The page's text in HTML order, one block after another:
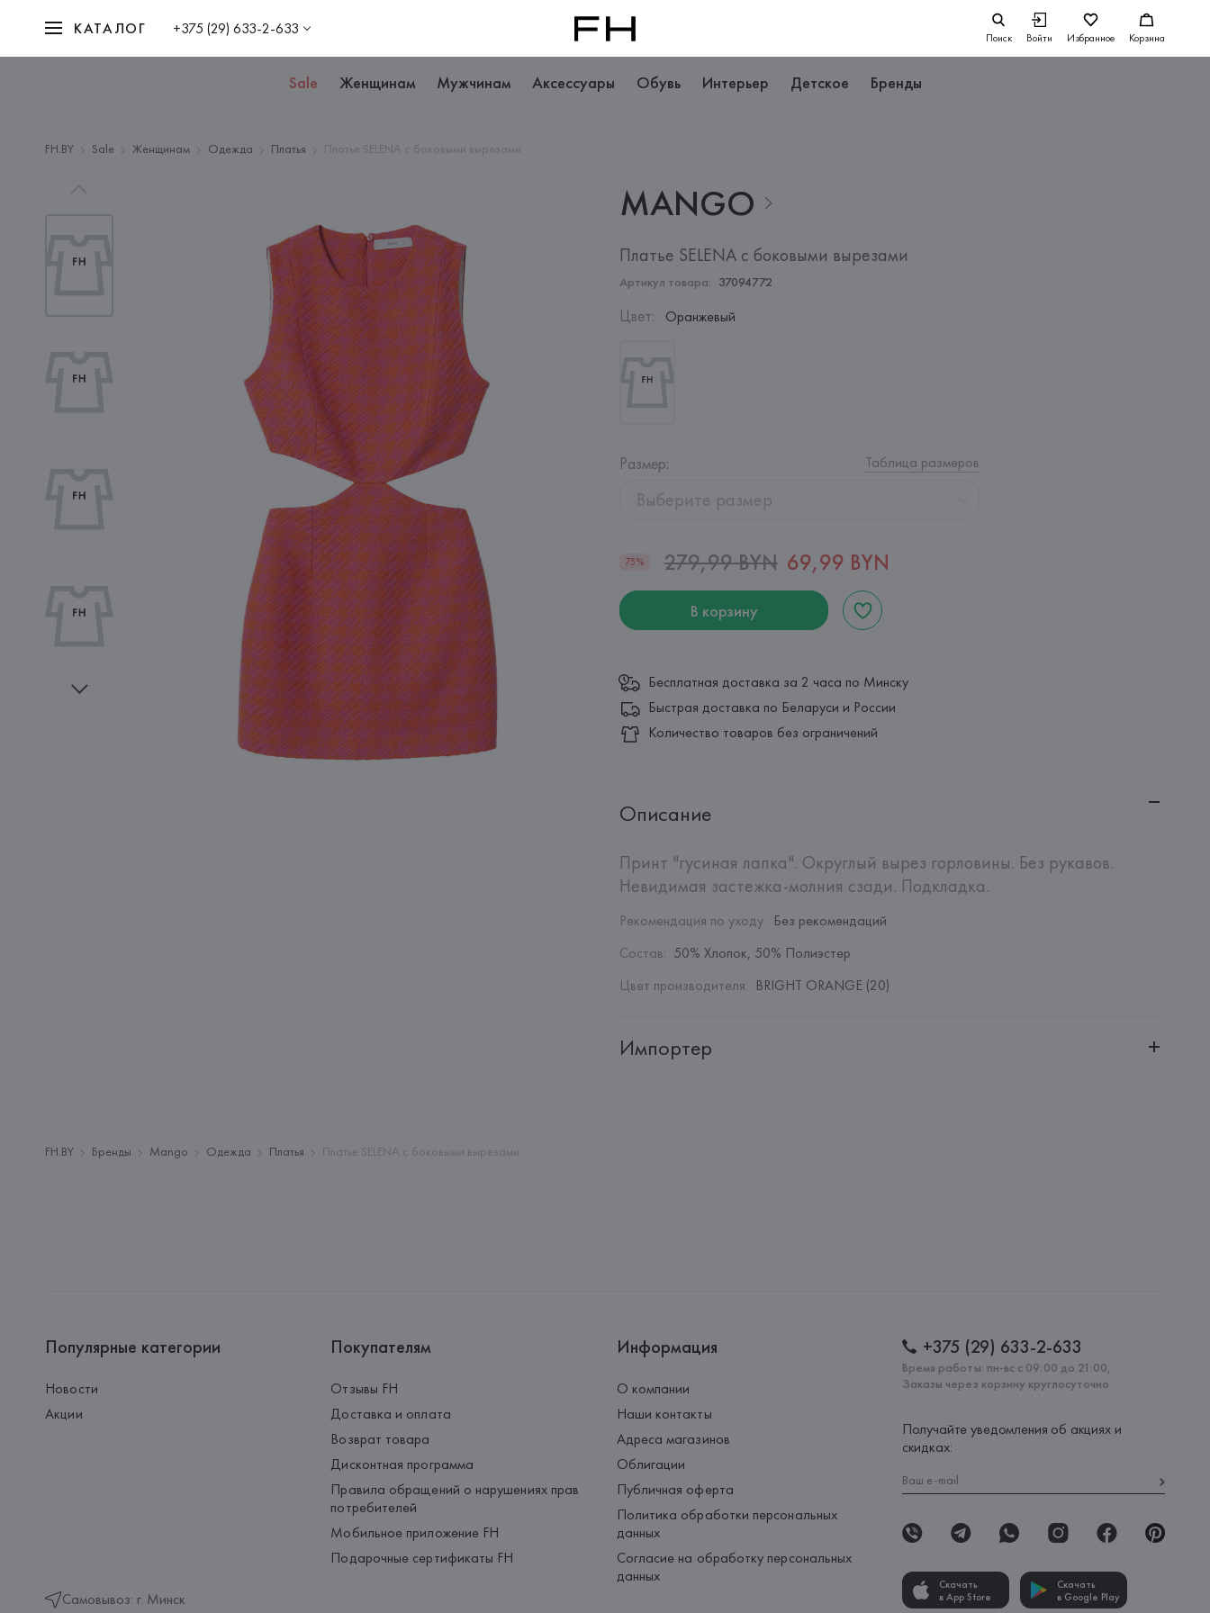
КАТАЛОГ +375 (29) 633-2-633 Поиск Войти Избранное Корзина
Sale Женщинам Мужчинам Аксессуары Обувь Интерьер Детское Бренды
FH.BY Sale Женщинам Одежда Платья Платье SELENA с боковыми вырезами
MANGO
Платье SELENA с боковыми вырезами
Артикул товара: 37094772
Цвет: Оранжевый
Размер: Таблица размеров
Выберите размер
75% 279,99 BYN 69,99 BYN
В корзину
Бесплатная доставка за 2 часа по Минску
Быстрая доставка по Беларуси и России
Количество товаров без ограничений
Описание
Принт "гусиная лапка". Округлый вырез горловины. Без рукавов.
Невидимая застежка-молния сзади. Подкладка.
Рекомендация по уходу: Без рекомендаций
Состав: 50% Хлопок, 50% Полиэстер
Цвет производителя: BRIGHT ORANGE (20)
Импортер
FH.BY Бренды Mango Одежда Платья Платье SELENA с боковыми вырезами
Популярные категории
Новости
Акции
Самовывоз: г. Минск
Покупателям
Отзывы FH
Доставка и оплата
Возврат товара
Дисконтная программа
Правила обращений о нарушениях прав
потребителей
Мобильное приложение FH
Подарочные сертификаты FH
Информация
О компании
Наши контакты
Адреса магазинов
Облигации
Публичная оферта
Политика обработки персональных
данных
Согласие на обработку персональных
данных
+375 (29) 633-2-633
Время работы: пн-вс с 09:00 до 21:00,
Заказы через корзину круглосуточно
Получайте уведомления об акциях и
скидках:
Скачать
в App Store
Скачать
в Google Play